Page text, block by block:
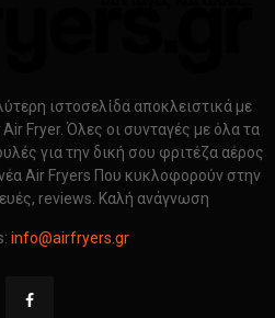
ιστοσελίδα αποκλειστικά με
Fryer. Όλες οι συνταγές με όλα τα
για την δική σου φριτέζα αέρος
Air Fryers Που κυκλοφορούν στην
reviews. Καλή ανάγνωση
info@airfryers.gr